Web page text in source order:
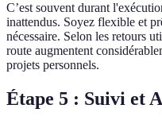
C’est souvent durant
inattendus. Soyez flexible et
nécessaire. Selon les retours
route augmentent
projets personnels.
Étape 5 : Suivi et